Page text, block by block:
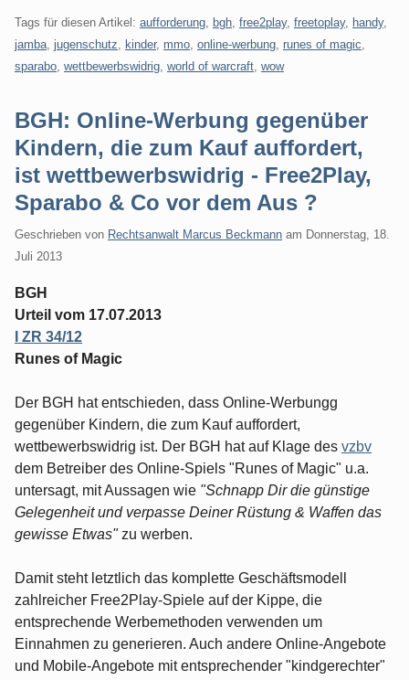
Tags für diesen Artikel: aufforderung bgh free2play, freetoplay, handy,
jamba jugenschutz kinder, mmo online-werbung runes of magic
sparabo wettbewerbswidrig world of warcraft wow
BGH: Online-Werbung gegenüber
Kindern, die zum Kauf auffordert,
ist wettbewerbswidrig - Free2Play,
Sparabo & Co vor dem Aus ?
Geschrieben von Rechtsanwalt Marcus Beckmann am Donnerstag, 18.
Juli 2013
BGH
Urteil vom 17.07.2013
I ZR 34/12
Runes of Magic
Der BGH hat entschieden, dass Online-Werbungg
gegenüber Kindern, die zum Kauf auffordert,
wettbewerbswidrig ist. Der BGH hat auf Klage des vzbv
dem Betreiber des Online-Spiels "Runes of Magic" u.a.
untersagt, mit Aussagen wie "Schnapp Dir die günstige
Gelegenheit und verpasse Deiner Rüstung & Waffen das
gewisse Etwas"zu werben.
Damit steht letztlich das komplette Geschäftsmodell
zahlreicher Free2Play-Spiele auf der Kippe, die
entsprechende Werbemethoden verwenden um
Einnahmen zu generieren. Auch andere Online-Angebote
und Mobile-Angebote mit entsprechender "kindgerechter"